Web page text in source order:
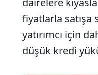
fiyatlarla satışa
yatırımcı için
düşük kredi